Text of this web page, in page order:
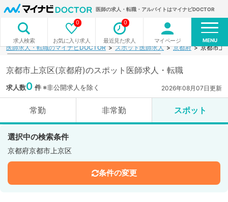
医師の求人・転職・アルバイトはマイナビDOCTOR
求人検索 お気に入り求人
0
最近見た求人
0
マイページ MENU
医師求人・転職のマイナビDOCTOR スポット医師求人 京都府 京都市上
京都市上京区(京都府)のスポット医師求人・転職
求人数0 件※非公開求人を除く 2026年08月07日更新
常勤 非常勤 スポット
選択中の検索条件
京都府京都市上京区
条件の変更